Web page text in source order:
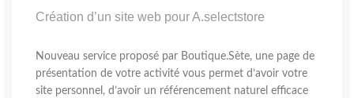
Création d’un site web pour A.selectstore
Nouveau service proposé par Boutique.Sète, une page de
présentation de votre activité vous permet d’avoir votre
site personnel, d’avoir un référencement naturel efficace